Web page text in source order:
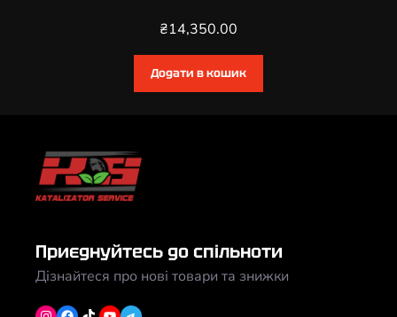
₴14,350.00
Додати в кошик
Приєднуйтесь до спільноти
Дізнайтеся про нові товари та знижки